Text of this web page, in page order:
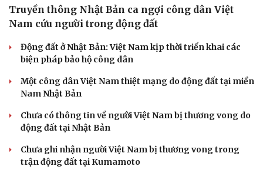
Truyền thông Nhật Bản ca ngợi công dân Việt
Nam cứu người trong động đất
Động đất ở Nhật Bản: Việt Nam kịp thời triển khai các
biện pháp bảo hộ công dân
Một công dân Việt Nam thiệt mạng do động đất tại miền
Nam Nhật Bản
Chưa có thông tin về người Việt Nam bị thương vong do
động đất tại Nhật Bản
Chưa ghi nhận người Việt Nam bị thương vong trong
trận động đất tại Kumamoto